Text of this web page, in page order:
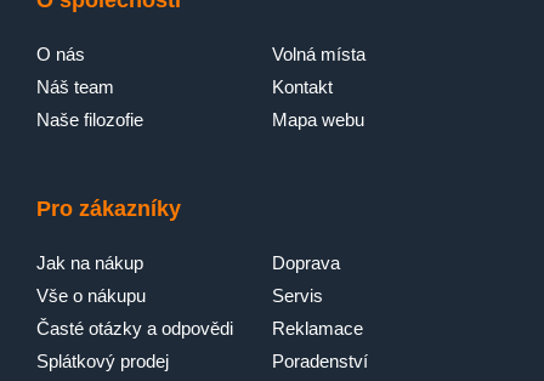
O nás
Náš team
Naše filozofie
Volná místa
Kontakt
Mapa webu
Pro zákazníky
Jak na nákup
Vše o nákupu
Časté otázky a odpovědi
Splátkový prodej
Doprava
Servis
Reklamace
Poradenství